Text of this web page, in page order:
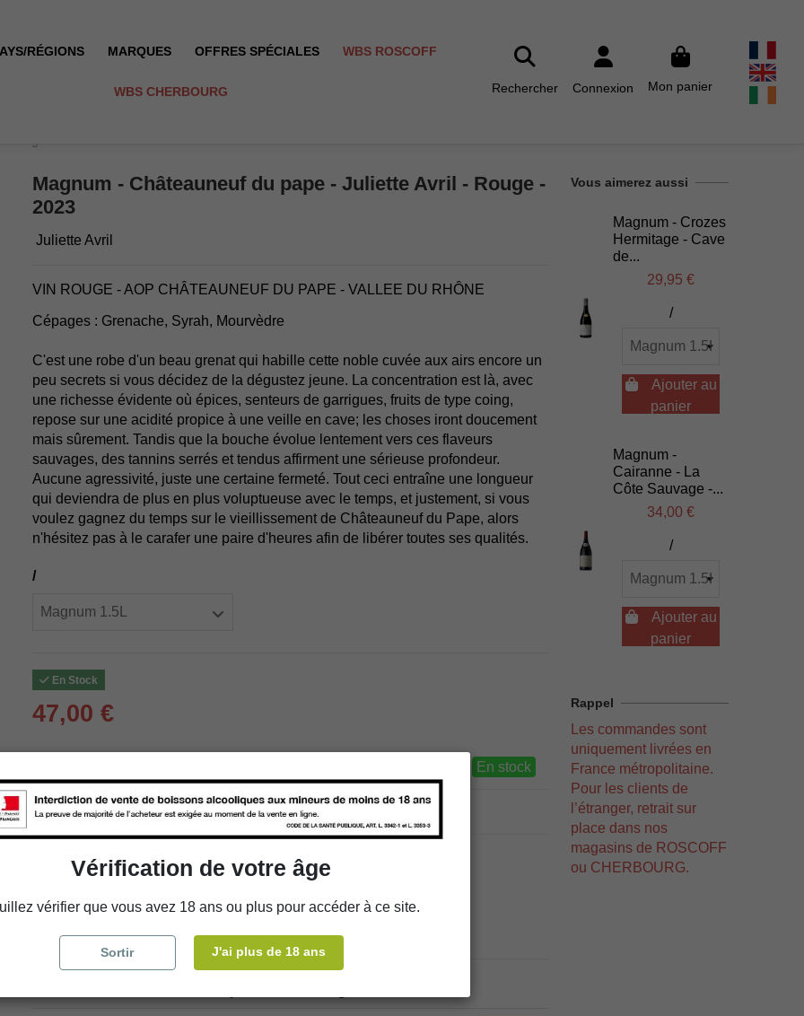
RÉGIONS MARQUES OFFRES SPÉCIALES WBS ROSCOFF
WBS CHERBOURG Rechercher Connexion Mon panier
Magnum - Châteauneuf du pape - Juliette Avril - Rouge -
2023
Juliette Avril
VIN ROUGE - AOP CHÂTEAUNEUF DU PAPE - VALLEE DU RHÔNE
Cépages : Grenache, Syrah, Mourvèdre
C'est une robe d'un beau grenat qui habille cette noble cuvée aux airs encore un
peu secrets si vous décidez de la dégustez jeune. La concentration est là, avec
une richesse évidente où épices, senteurs de garrigues, fruits de type coing,
repose sur une acidité propice à une veille en cave; les choses iront doucement
mais sûrement. Tandis que la bouche évolue lentement vers ces flaveurs
sauvages, des tannins serrés et tendus affirment une sérieuse profondeur.
Aucune agressivité, juste une certaine fermeté. Tout ceci entraîne une longueur
qui deviendra de plus en plus voluptueuse avec le temps, et justement, si vous
voulez gagnez du temps sur le vieillissement de Châteauneuf du Pape, alors
n'hésitez pas à le carafer une paire d'heures afin de libérer toutes ses qualités.
/
En Stock
47,00 €
En stock
store Retrait en magasin
store Choisir un magasin
Ajouter au panier
Vous aimerez aussi
Magnum - Crozes
Hermitage - Cave
de...
29,95 €
/
Ajouter au
panier
Magnum -
Cairanne - La
Côte Sauvage -...
34,00 €
/
Ajouter au
panier
Rappel
Les commandes sont
uniquement livrées en
France métropolitaine.
Pour les clients de
l’étranger, retrait sur
place dans nos
magasins de ROSCOFF
ou CHERBOURG.
Vérification de votre âge
vérifier que vous avez 18 ans ou plus pour accéder à ce site.
Sortir J'ai plus de 18 ans